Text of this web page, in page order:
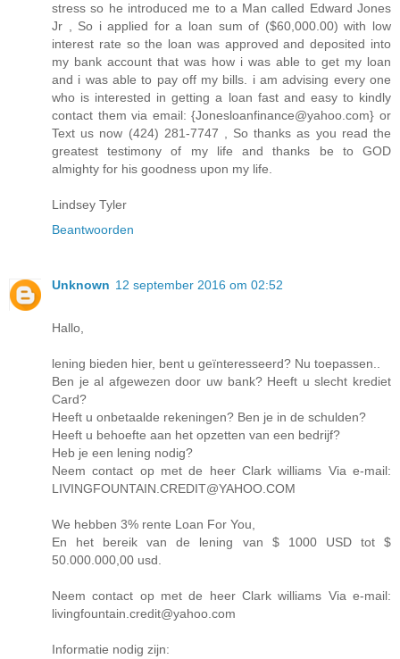
stress so he introduced me to a Man called Edward Jones
Jr , So i applied for a loan sum of ($60,000.00) with low
interest rate so the loan was approved and deposited into
my bank account that was how i was able to get my loan
and i was able to pay off my bills. i am advising every one
who is interested in getting a loan fast and easy to kindly
contact them via email: {Jonesloanfinance@yahoo.com} or
Text us now (424) 281-7747 , So thanks as you read the
greatest testimony of my life and thanks be to GOD
almighty for his goodness upon my life.
Lindsey Tyler
Beantwoorden
Unknown 12 september 2016 om 02:52
Hallo,
lening bieden hier, bent u geïnteresseerd? Nu toepassen..
Ben je al afgewezen door uw bank? Heeft u slecht krediet
Card?
Heeft u onbetaalde rekeningen? Ben je in de schulden?
Heeft u behoefte aan het opzetten van een bedrijf?
Heb je een lening nodig?
Neem contact op met de heer Clark williams Via e-mail:
LIVINGFOUNTAIN.CREDIT@YAHOO.COM
We hebben 3% rente Loan For You,
En het bereik van de lening van $ 1000 USD tot $
50.000.000,00 usd.
Neem contact op met de heer Clark williams Via e-mail:
livingfountain.credit@yahoo.com
Informatie nodig zijn: